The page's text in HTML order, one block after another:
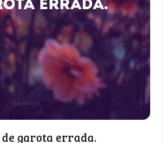
de garota errada.